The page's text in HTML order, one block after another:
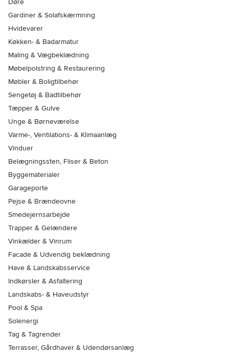
Døre
Gardiner & Solafskærmning
Hvidevarer
Køkken- & Badarmatur
Maling & Vægbeklædning
Møbelpolstring & Restaurering
Møbler & Boligtilbehør
Sengetøj & Badtilbehør
Tæpper & Gulve
Unge & Børneværelse
Varme-, Ventilations- & Klimaanlæg
Vinduer
Belægningssten, Fliser & Beton
Byggematerialer
Garageporte
Pejse & Brændeovne
Smedejernsarbejde
Trapper & Gelændere
Vinkælder & Vinrum
Facade & Udvendig beklædning
Have & Landskabsservice
Indkørsler & Asfaltering
Landskabs- & Haveudstyr
Pool & Spa
Solenergi
Tag & Tagrender
Terrasser, Gårdhaver & Udendørsanlæg